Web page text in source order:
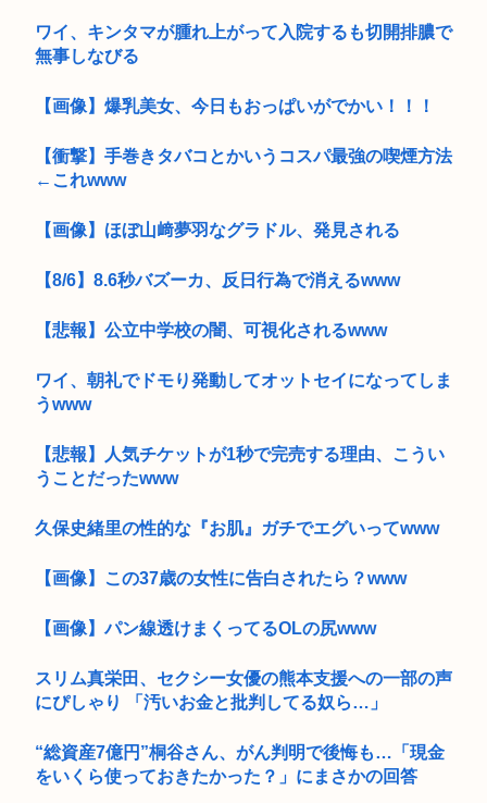
ワイ、キンタマが腫れ上がって入院するも切開排膿で
無事しなびる
【画像】爆乳美女、今日もおっぱいがでかい！！！
【衝撃】手巻きタバコとかいうコスパ最強の喫煙方法
←これwww
【画像】ほぼ山﨑夢羽なグラドル、発見される
【8/6】8.6秒バズーカ、反日行為で消えるwww
【悲報】公立中学校の闇、可視化されるwww
ワイ、朝礼でドモり発動してオットセイになってしま
うwww
【悲報】人気チケットが1秒で完売する理由、こうい
うことだったwww
久保史緒里の性的な『お肌』ガチでエグいってwww
【画像】この37歳の女性に告白されたら？www
【画像】パン線透けまくってるOLの尻www
スリム真栄田、セクシー女優の熊本支援への一部の声
にぴしゃり 「汚いお金と批判してる奴ら…」
“総資産7億円”桐谷さん、がん判明で後悔も…「現金
をいくら使っておきたかった？」にまさかの回答